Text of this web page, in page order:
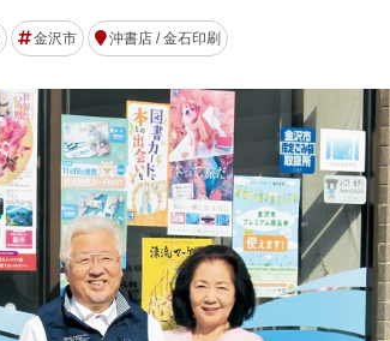
金沢市 沖書店 / 金石印刷